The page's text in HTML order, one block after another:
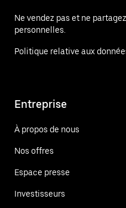
Ne vendez pas et ne
personnelles.
Politique relative aux
Entreprise
À propos de nous
Nos offres
Espace presse
Investisseurs